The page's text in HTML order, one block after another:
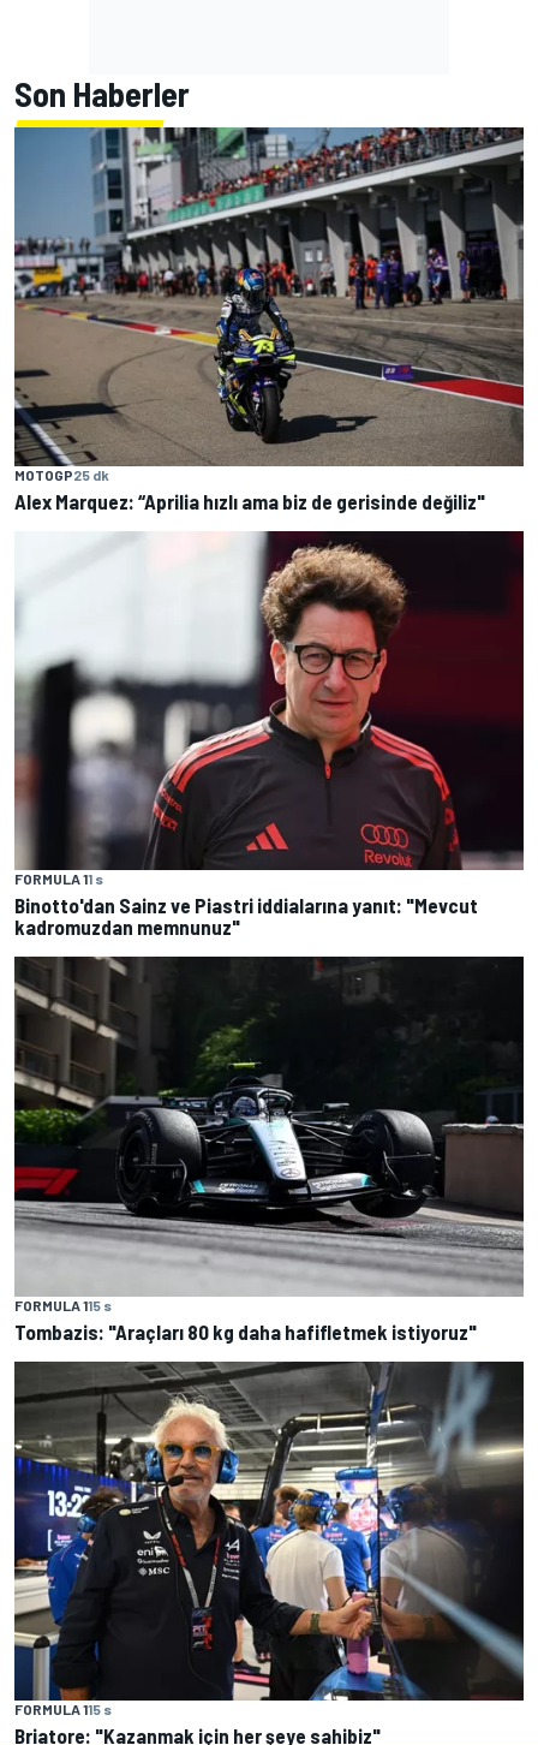
Son Haberler
MOTOGP25 dk
Alex Marquez: “Aprilia hızlı ama biz de gerisinde değiliz"
FORMULA 11 s
Binotto'dan Sainz ve Piastri iddialarına yanıt: "Mevcut
kadromuzdan memnunuz"
FORMULA 115 s
Tombazis: "Araçları 80 kg daha hafifletmek istiyoruz"
FORMULA 115 s
Briatore: "Kazanmak için her şeye sahibiz"